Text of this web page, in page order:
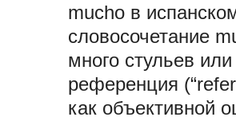
muchо в
словосочетание
много стульев
референция
как объективной